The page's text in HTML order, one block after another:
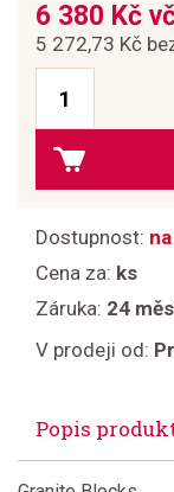
6 380 Kč
5 272,73 Kč
Dostupnost:
Cena za: ks
Záruka: 24
V prodeji od:
Popis